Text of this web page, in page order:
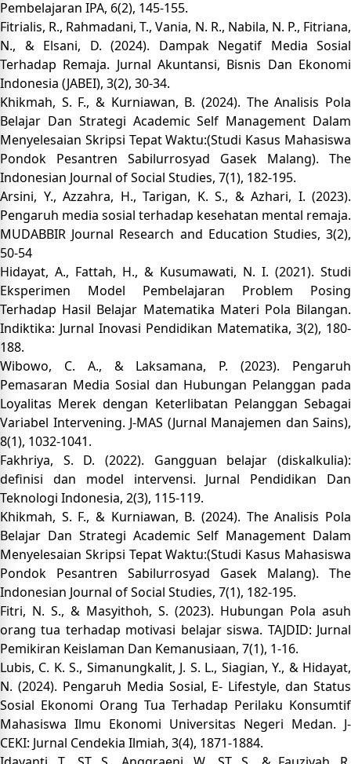
Pembelajaran IPA, 6(2), 145-155.
Fitrialis, R., Rahmadani, T., Vania, N. R., Nabila, N. P., Fitriana,
N., & Elsani, D. (2024). Dampak Negatif Media Sosial
Terhadap Remaja. Jurnal Akuntansi, Bisnis Dan Ekonomi
Indonesia (JABEI), 3(2), 30-34.
Khikmah, S. F., & Kurniawan, B. (2024). The Analisis Pola
Belajar Dan Strategi Academic Self Management Dalam
Menyelesaian Skripsi Tepat Waktu:(Studi Kasus Mahasiswa
Pondok Pesantren Sabilurrosyad Gasek Malang). The
Indonesian Journal of Social Studies, 7(1), 182-195.
Arsini, Y., Azzahra, H., Tarigan, K. S., & Azhari, I. (2023).
Pengaruh media sosial terhadap kesehatan mental remaja.
MUDABBIR Journal Research and Education Studies, 3(2),
50-54
Hidayat, A., Fattah, H., & Kusumawati, N. I. (2021). Studi
Eksperimen Model Pembelajaran Problem Posing
Terhadap Hasil Belajar Matematika Materi Pola Bilangan.
Indiktika: Jurnal Inovasi Pendidikan Matematika, 3(2), 180-
188.
Wibowo, C. A., & Laksamana, P. (2023). Pengaruh
Pemasaran Media Sosial dan Hubungan Pelanggan pada
Loyalitas Merek dengan Keterlibatan Pelanggan Sebagai
Variabel Intervening. J-MAS (Jurnal Manajemen dan Sains),
8(1), 1032-1041.
Fakhriya, S. D. (2022). Gangguan belajar (diskalkulia):
definisi dan model intervensi. Jurnal Pendidikan Dan
Teknologi Indonesia, 2(3), 115-119.
Khikmah, S. F., & Kurniawan, B. (2024). The Analisis Pola
Belajar Dan Strategi Academic Self Management Dalam
Menyelesaian Skripsi Tepat Waktu:(Studi Kasus Mahasiswa
Pondok Pesantren Sabilurrosyad Gasek Malang). The
Indonesian Journal of Social Studies, 7(1), 182-195.
Fitri, N. S., & Masyithoh, S. (2023). Hubungan Pola asuh
orang tua terhadap motivasi belajar siswa. TAJDID: Jurnal
Pemikiran Keislaman Dan Kemanusiaan, 7(1), 1-16.
Lubis, C. K. S., Simanungkalit, J. S. L., Siagian, Y., & Hidayat,
N. (2024). Pengaruh Media Sosial, E- Lifestyle, dan Status
Sosial Ekonomi Orang Tua Terhadap Perilaku Konsumtif
Mahasiswa Ilmu Ekonomi Universitas Negeri Medan. J-
CEKI: Jurnal Cendekia Ilmiah, 3(4), 1871-1884.